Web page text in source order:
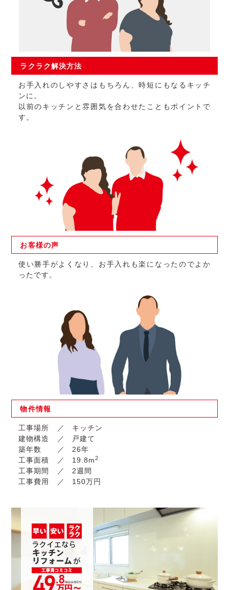
ラクラク解決方法
お手入れのしやすさはもちろん、時短にもなるキッチ
ンに。
以前のキッチンと雰囲気を合わせたこともポイントで
す。
お客様の声
使い勝手がよくなり、お手入れも楽になったのでよか
ったです。
物件情報
工事場所
キッチン
建物構造
戸建て
築年数
26年
工事面積
19.8m2
工事期間
2週間
工事費用
150万円